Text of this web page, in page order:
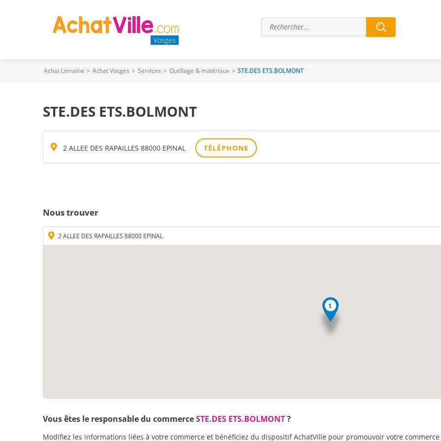
Vosges
Achat Lorraine > Achat Vosges > Services > Outillage & matériaux > STE.DES ETS.BOLMONT
STE.DES ETS.BOLMONT
2 ALLEE DES RAPAILLES 88000 EPINAL TÉLÉPHONE
Nous trouver
2 ALLEE DES RAPAILLES 88000 EPINAL
Vous êtes le responsable du commerceSTE.DES ETS.BOLMONT?
Modifiez les informations liées à votre commerce et bénéficiez du dispositif AchatVille pour promouvoir votre